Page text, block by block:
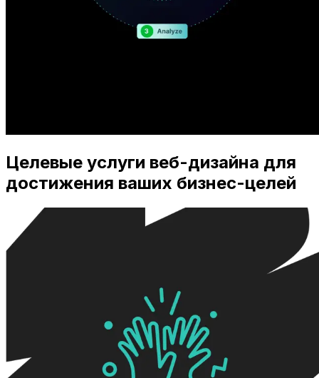
Целевые услуги веб-дизайна для
достижения ваших бизнес-целей